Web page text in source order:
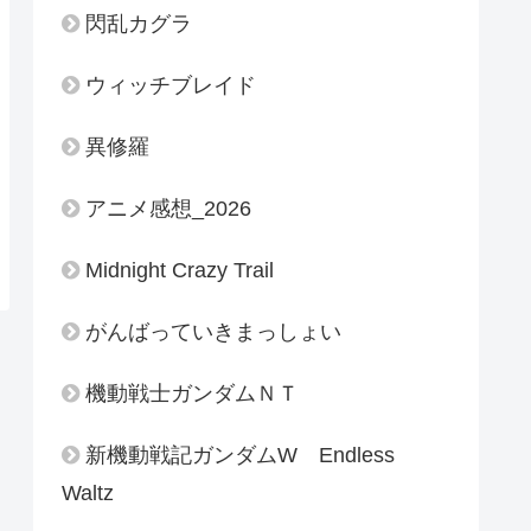
閃乱カグラ
ウィッチブレイド
異修羅
アニメ感想_2026
Midnight Crazy Trail
がんばっていきまっしょい
機動戦士ガンダムＮＴ
新機動戦記ガンダムW Endless
Waltz